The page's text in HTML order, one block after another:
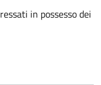
in possesso dei